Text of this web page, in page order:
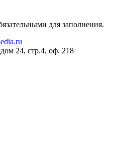
для заполнения.
24, стр.4, оф. 218